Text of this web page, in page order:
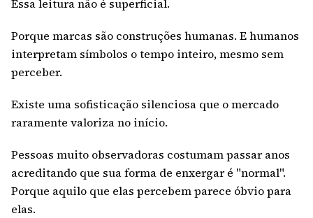
Essa leitura não é superficial.
Porque marcas são construções humanas. E humanos
interpretam símbolos o tempo inteiro, mesmo sem
perceber.
Existe uma sofisticação silenciosa que o mercado
raramente valoriza no início.
Pessoas muito observadoras costumam passar anos
acreditando que sua forma de enxergar é "normal".
Porque aquilo que elas percebem parece óbvio para
elas.